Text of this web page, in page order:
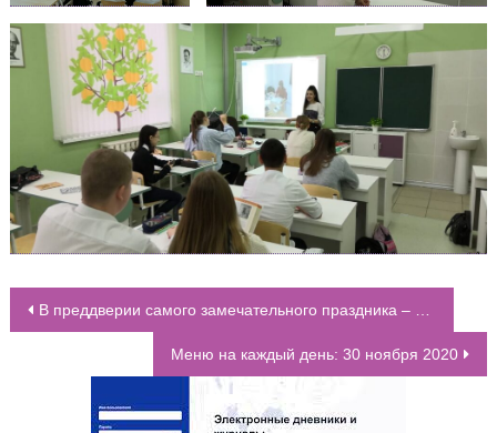
НАВИГАЦИЯ ПО ЗАПИСЯМ
В преддверии самого замечательного праздника – Дня Матери, в нашей школе организованна выставка рисунков
Меню на каждый день: 30 ноября 2020